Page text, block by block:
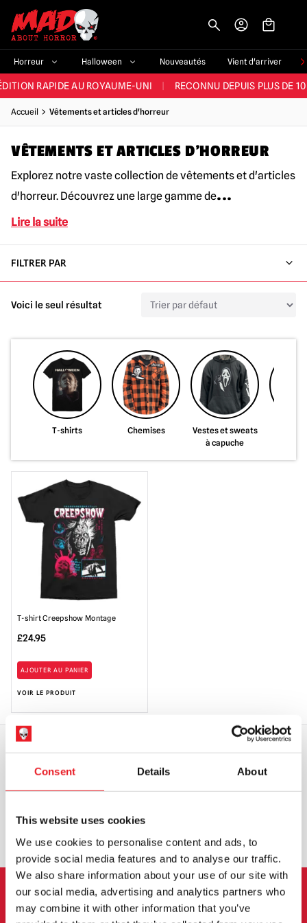
Consent Details About
This website uses cookies
We use cookies to personalise content and ads, to
provide social media features and to analyse our traffic.
We also share information about your use of our site with
our social media, advertising and analytics partners who
may combine it with other information that you’ve
Horreur Halloween Nouveautés Vient d'arriver
ET LA MEILLEURE GAMME DU ROYAUME-UNI PLUS DE 60 000
RAPIDE AU ROYAUME-UNI RECONNU DEPUIS PLUS DE
NOUVEAUX PRODUITS DÉRIVÉS D'HORREUR CHAQUE SEMAINE
ET LA MEILLEURE GAMME DU ROYAUME-UNI PLUS DE 60 000
Accueil Vêtements et articles d'horreur
VÊTEMENTS ET ARTICLES D'HORREUR
Explorez notre vaste collection de vêtements et d'articles
d'horreur. Découvrez une large gamme de...
Lire la suite
FILTRER PAR
Voici le seul résultat
T-shirts Chemises
Vestes et sweats
à capuche
T-shirt Creepshow Montage
£24.95
AJOUTER AU PANIER
VOIR LE PRODUIT
EXPÉDITION DANS LE MONDE ENTIER
LA PLUS GRANDE GAMME DU
ÉCHANGE OU RETOUR
INSCRIPTION AU BULLETIN